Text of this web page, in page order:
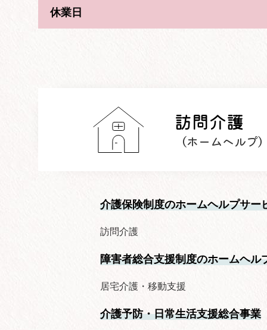
休業日
訪問介護
（ホームヘルプ
介護保険制度のホームヘルプサー
訪問介護
障害者総合支援制度のホームヘル
居宅介護・移動支援
介護予防・日常生活支援総合事業